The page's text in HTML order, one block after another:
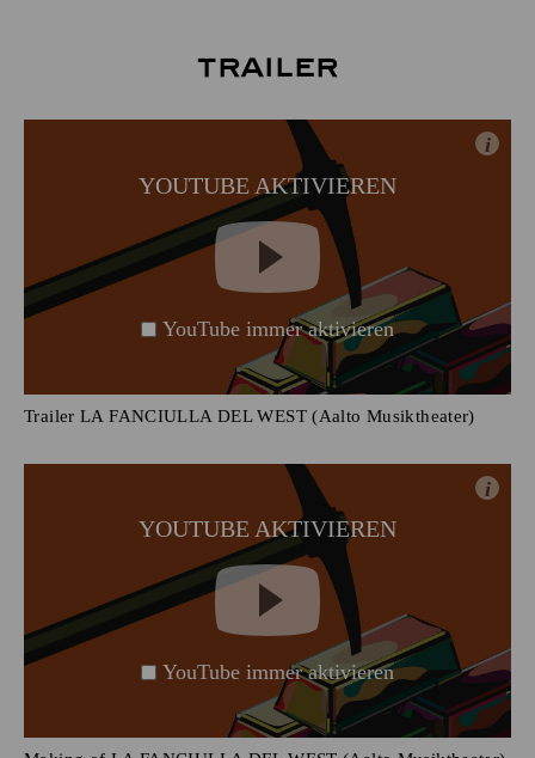
Trailer
YOUTUBE AKTIVIEREN
i
YouTube immer aktivieren
Trailer LA FANCIULLA DEL WEST (Aalto Musiktheater)
YOUTUBE AKTIVIEREN
i
YouTube immer aktivieren